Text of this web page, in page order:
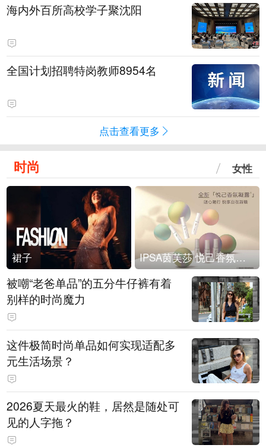
海内外百所高校学子聚沈阳
全国计划招聘特岗教师8954名
点击查看更多
时尚 女性
裙子 IPSA茵芙莎 悦己香氛凝露上市
被嘲“老爸单品”的五分牛仔裤有着
别样的时尚魔力
这件极简时尚单品如何实现适配多
元生活场景？
2026夏天最火的鞋，居然是随处可
见的人字拖？